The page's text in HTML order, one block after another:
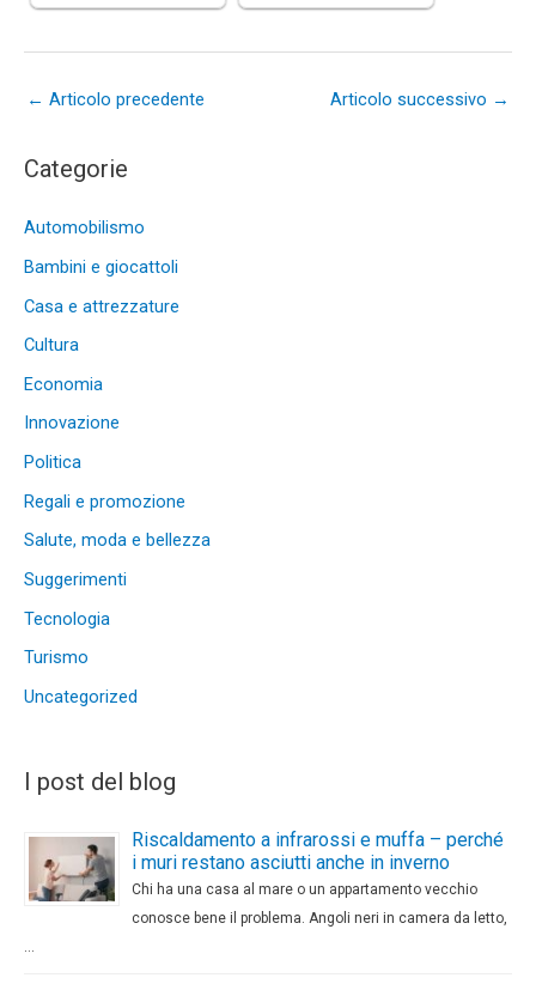
← Articolo precedente Articolo successivo →
Categorie
Automobilismo
Bambini e giocattoli
Casa e attrezzature
Cultura
Economia
Innovazione
Politica
Regali e promozione
Salute, moda e bellezza
Suggerimenti
Tecnologia
Turismo
Uncategorized
I post del blog
Riscaldamento a infrarossi e muffa – perché
i muri restano asciutti anche in inverno
Chi ha una casa al mare o un appartamento vecchio
conosce bene il problema. Angoli neri in camera da letto,
…